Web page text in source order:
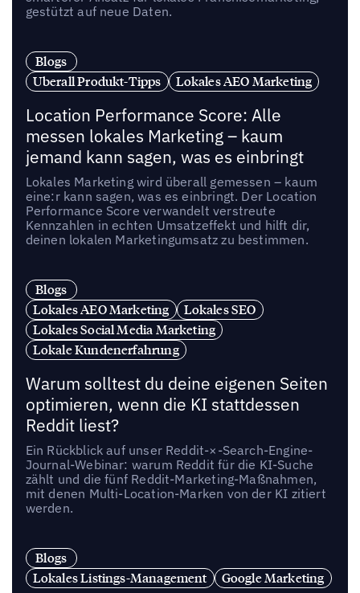
gestützt auf neue Daten.
Blogs
Uberall Produkt-Tipps
Lokales AEO Marketing
Location Performance Score: Alle
messen lokales Marketing – kaum
jemand kann sagen, was es einbringt
Lokales Marketing wird überall gemessen – kaum
eine:r kann sagen, was es einbringt. Der Location
Performance Score verwandelt verstreute
Kennzahlen in echten Umsatzeffekt und hilft dir,
deinen lokalen Marketingumsatz zu bestimmen.
Blogs
Lokales AEO Marketing
Lokales SEO
Lokales Social Media Marketing
Lokale Kundenerfahrung
Warum solltest du deine eigenen Seiten
optimieren, wenn die KI stattdessen
Reddit liest?
Ein Rückblick auf unser Reddit-×-Search-Engine-
Journal-Webinar: warum Reddit für die KI-Suche
zählt und die fünf Reddit-Marketing-Maßnahmen,
mit denen Multi-Location-Marken von der KI zitiert
werden.
Blogs
Lokales Listings-Management
Google Marketing